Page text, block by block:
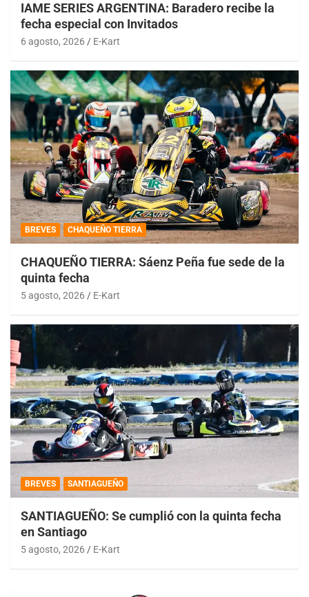
IAME SERIES ARGENTINA: Baradero recibe la
fecha especial con Invitados
6 agosto, 2026 E-Kart
BREVES CHAQUEÑO TIERRA
CHAQUEÑO TIERRA: Sáenz Peña fue sede de la
quinta fecha
5 agosto, 2026 E-Kart
BREVES SANTIAGUEÑO
SANTIAGUEÑO: Se cumplió con la quinta fecha
en Santiago
5 agosto, 2026 E-Kart